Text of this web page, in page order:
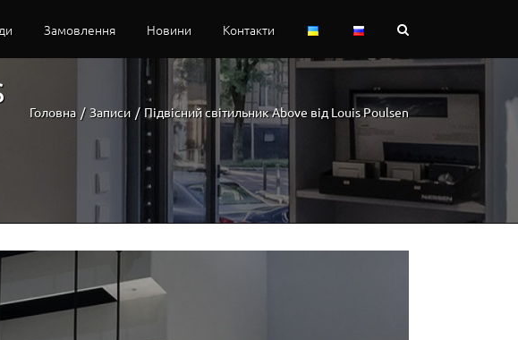
Замовлення Новини Контакти
Головна / Записи / Підвісний світильник Above від Louis Poulsen